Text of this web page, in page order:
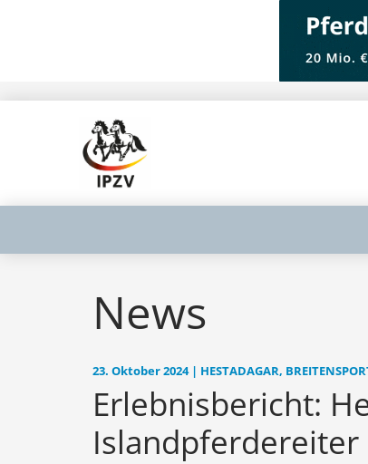
News
23. Oktober 2024 | HESTADAGAR,
Erlebnisbericht:
Islandpferdereiter